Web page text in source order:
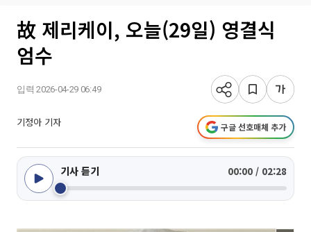
故 제리케이, 오늘(29일) 영결식
엄수
입력 2026-04-29 06:49
기정아 기자 구글 선호매체 추가
기사 듣기 00:00 / 02:28